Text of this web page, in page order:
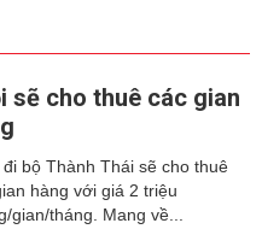
sẽ cho thuê các gian
đi bộ Thành Thái sẽ cho thuê
hàng với giá 2 triệu
gian/tháng. Mang về...